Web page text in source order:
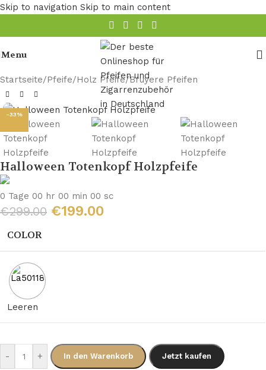
Skip to navigation Skip to main content
Menu
Startseite/Pfeife/Holz Pfeife/Bruyere Pfeifen
-33%
Halloween Totenkopf Holzpfeife
0 Tage 00 hr 00 min 00 sc
€299.00 €199.00
COLOR
Leeren
- + In den Warenkorb Jetzt kaufen